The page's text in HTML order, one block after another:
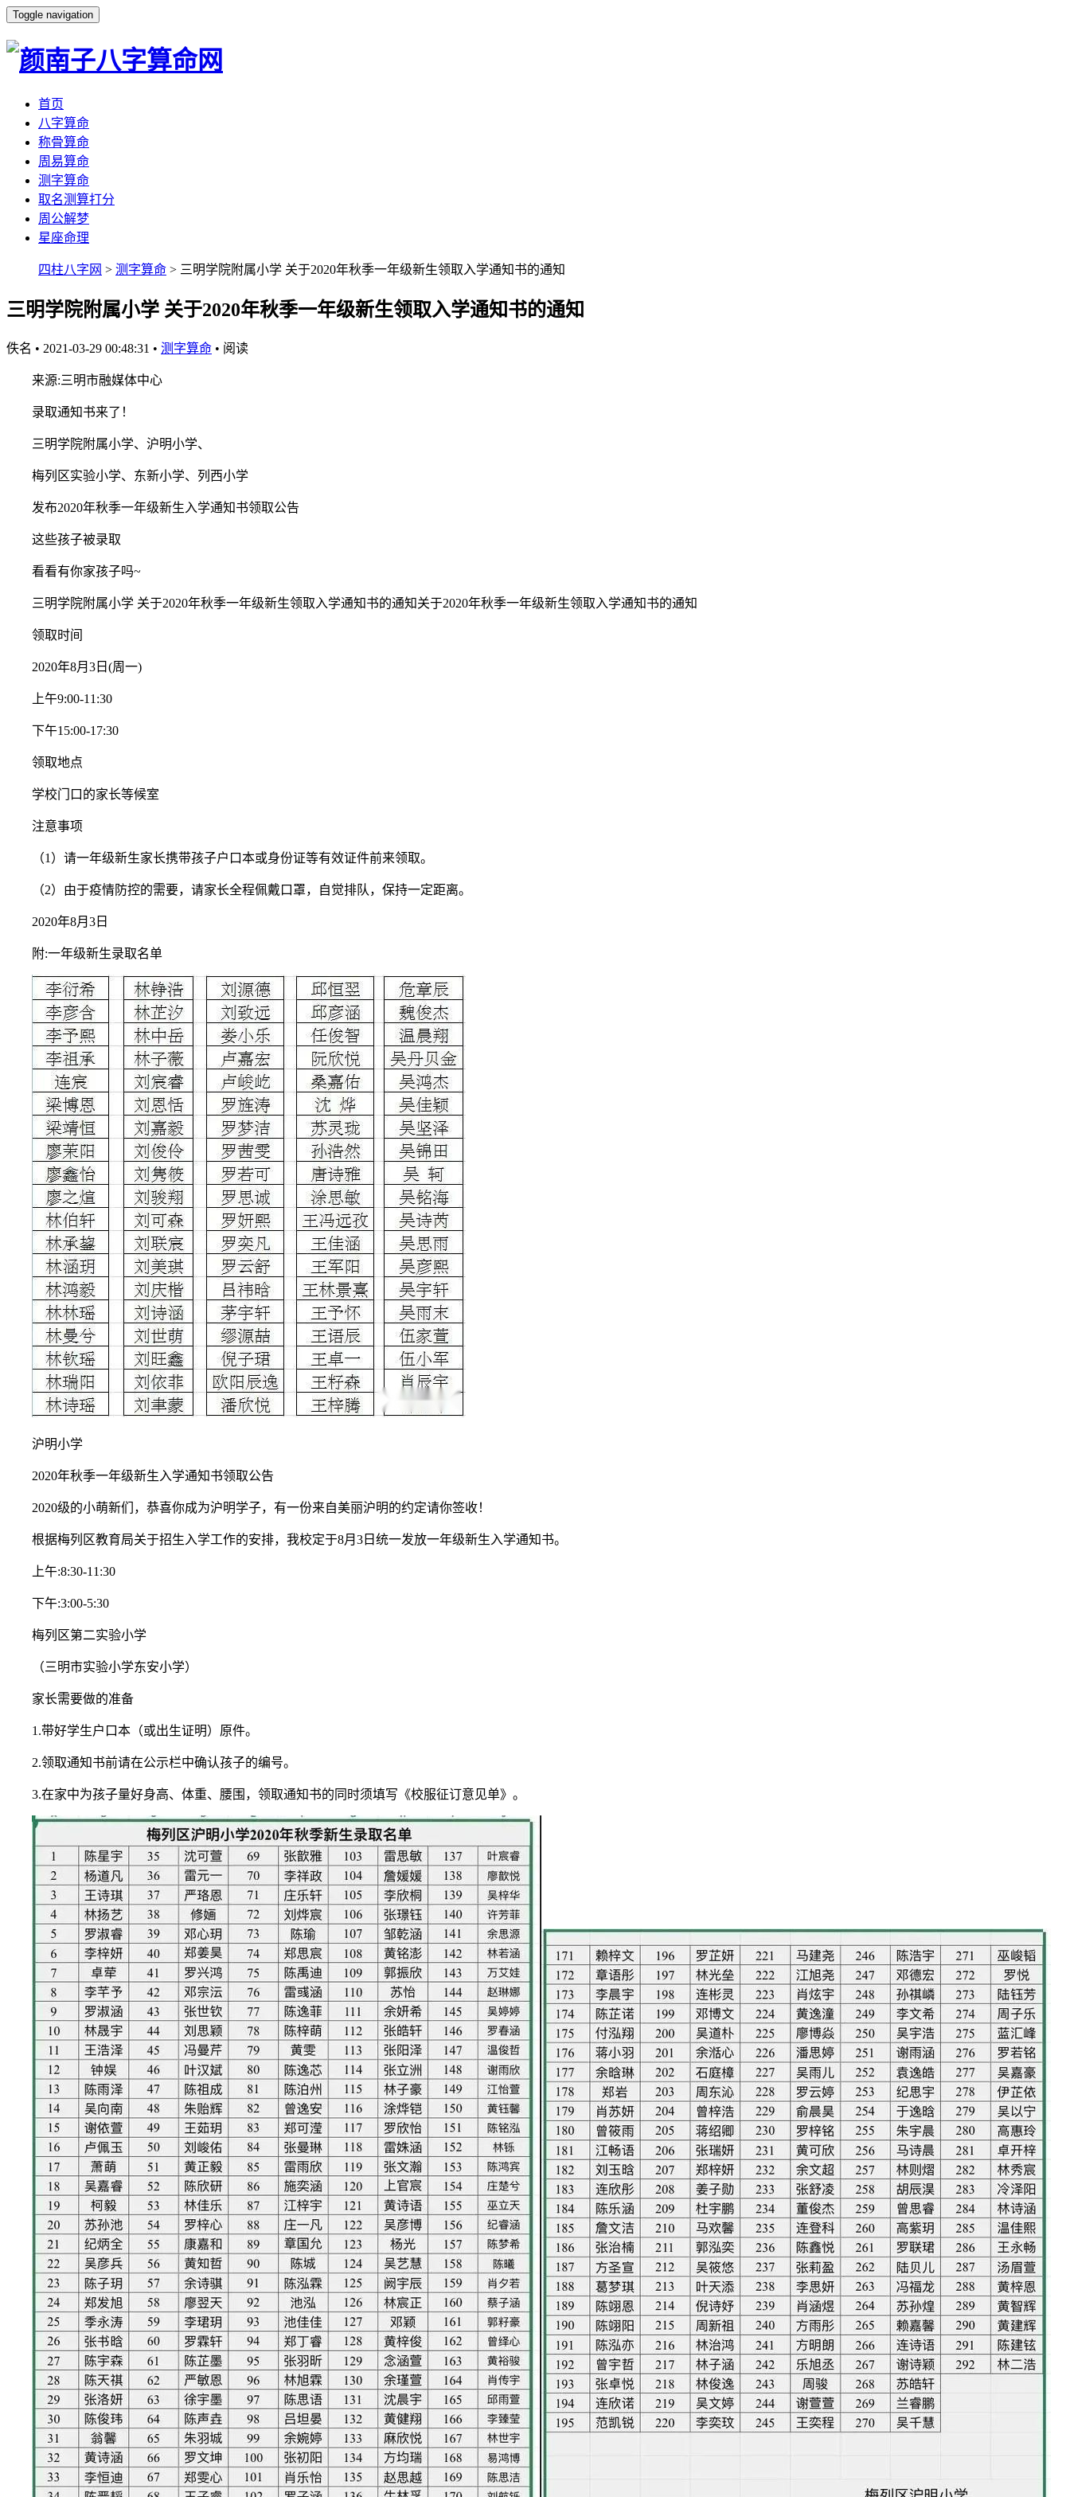
Toggle navigation
首页
八字算命
称骨算命
周易算命
测字算命
取名测算打分
周公解梦
星座命理
四柱八字网 > 测字算命 > 三明学院附属小学 关于2020年秋季一年级新生领取入学通知书的通知
三明学院附属小学 关于2020年秋季一年级新生领取入学通知书的通知
佚名 • 2021-03-29 00:48:31 • 测字算命 • 阅读
来源:三明市融媒体中心
录取通知书来了！
三明学院附属小学、沪明小学、
梅列区实验小学、东新小学、列西小学
发布2020年秋季一年级新生入学通知书领取公告
这些孩子被录取
看看有你家孩子吗~
三明学院附属小学 关于2020年秋季一年级新生领取入学通知书的通知关于2020年秋季一年级新生领取入学通知书的通知
领取时间
2020年8月3日(周一)
上午9:00-11:30
下午15:00-17:30
领取地点
学校门口的家长等候室
注意事项
（1）请一年级新生家长携带孩子户口本或身份证等有效证件前来领取。
（2）由于疫情防控的需要，请家长全程佩戴口罩，自觉排队，保持一定距离。
2020年8月3日
附:一年级新生录取名单
沪明小学
2020年秋季一年级新生入学通知书领取公告
2020级的小萌新们，恭喜你成为沪明学子，有一份来自美丽沪明的约定请你签收！
根据梅列区教育局关于招生入学工作的安排，我校定于8月3日统一发放一年级新生入学通知书。
上午:8:30-11:30
下午:3:00-5:30
梅列区第二实验小学
（三明市实验小学东安小学）
家长需要做的准备
1.带好学生户口本（或出生证明）原件。
2.领取通知书前请在公示栏中确认孩子的编号。
3.在家中为孩子量好身高、体重、腰围，领取通知书的同时须填写《校服征订意见单》。